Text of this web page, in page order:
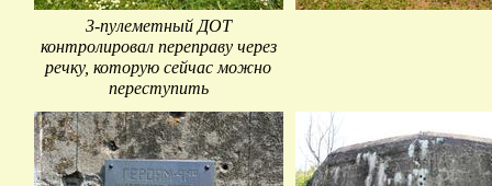
3-пулеметный ДОТ
контролировал переправу через
речку, которую сейчас можно
переступить